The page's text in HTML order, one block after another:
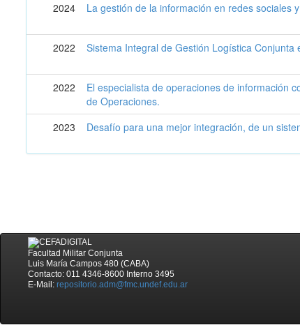
2024
La gestión de la información en redes sociales
2022
Sistema Integral de Gestión Logística Conjunta
2022
El especialista de operaciones de información
de Operaciones.
2023
Desafío para una mejor integración, de un
Facultad Militar Conjunta
Luis María Campos 480 (CABA)
Contacto: 011 4346-8600 Interno 3495
E-Mail: repositorio.adm@fmc.undef.edu.ar